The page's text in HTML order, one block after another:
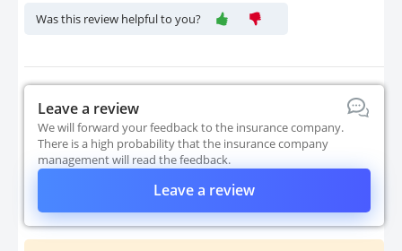
Was this review helpful to you?
Leave a review
We will forward your feedback to the insurance company.
There is a high probability that the insurance company
management will read the feedback.
Leave a review